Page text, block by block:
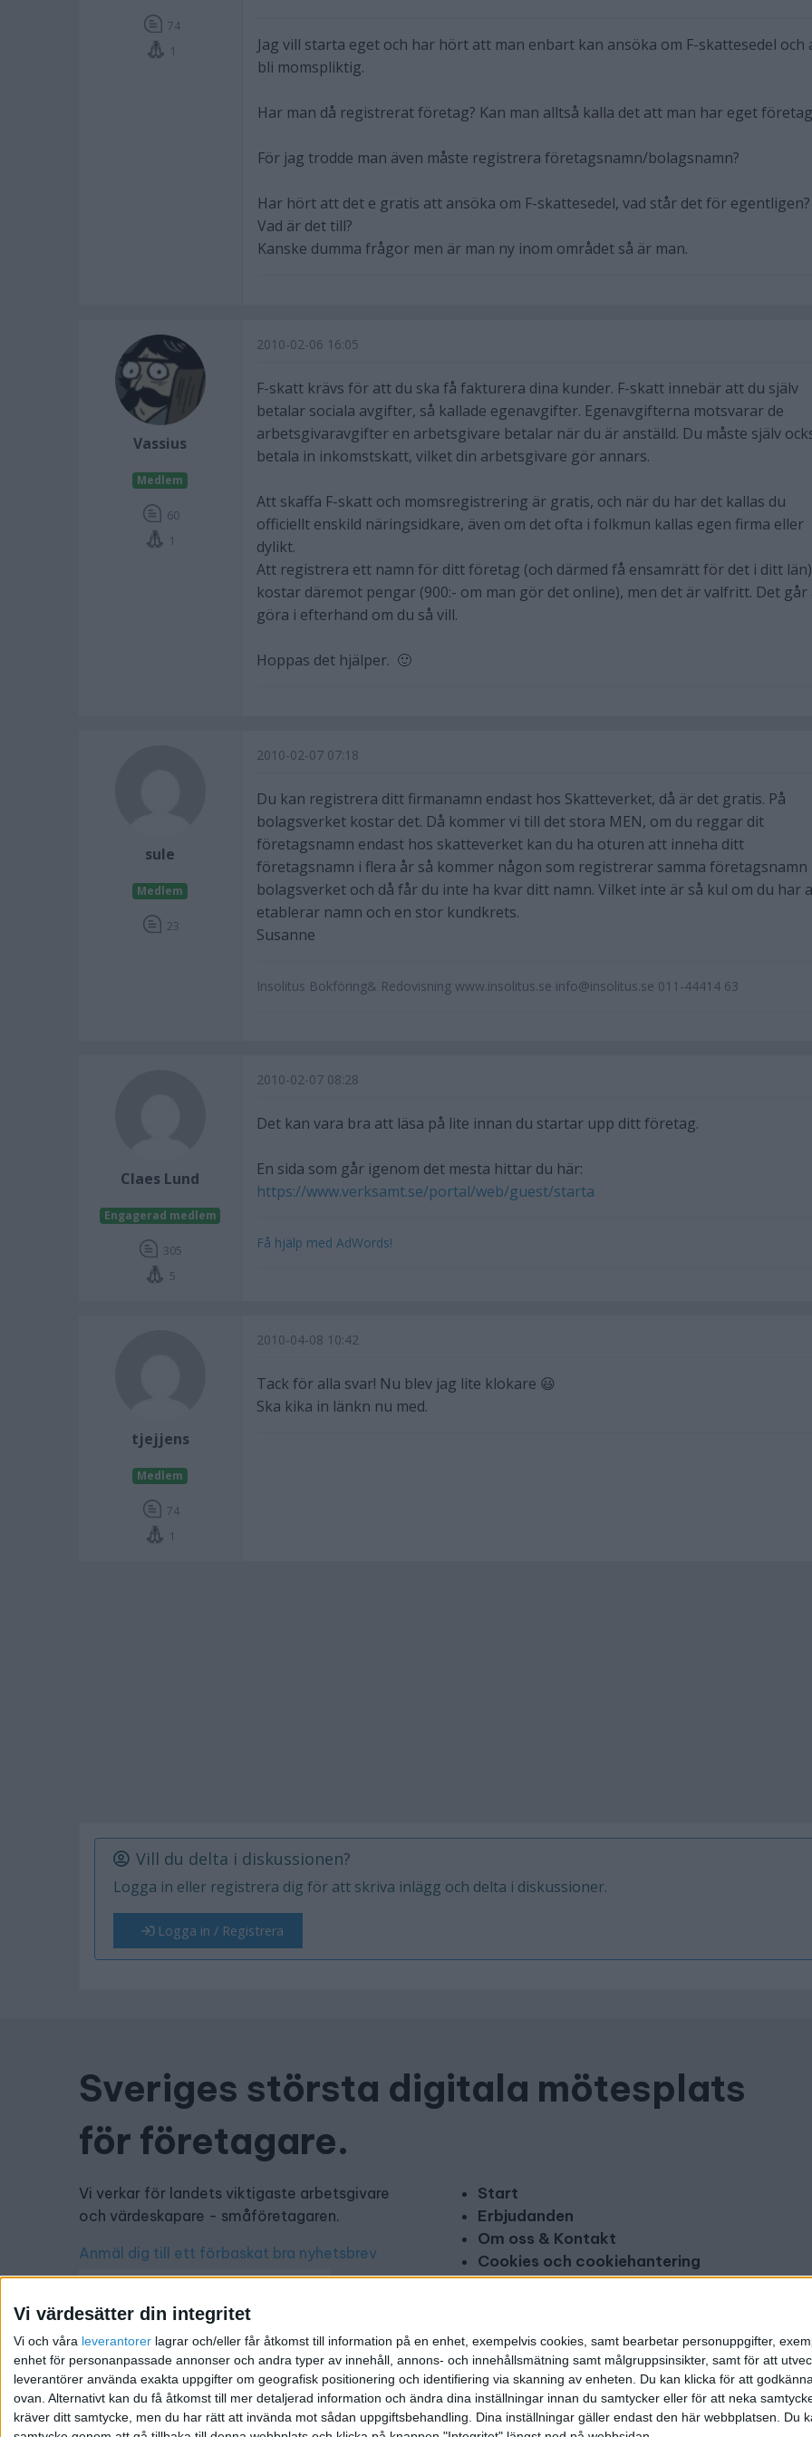
Vi värdesätter din integritet
Vi och våra leverantorer lagrar och/eller får åtkomst till information på en enhet, exempelvis cookies, samt bearbetar personuppgifter,
enhet för personanpassade annonser och andra typer av innehåll, annons- och innehållsmätning samt målgruppsinsikter, samt för att
leverantörer använda exakta uppgifter om geografisk positionering och identifiering via skanning av enheten. Du kan klicka för att
ovan. Alternativt kan du få åtkomst till mer detaljerad information och ändra dina inställningar innan du samtycker eller för att neka
kräver ditt samtycke, men du har rätt att invända mot sådan uppgiftsbehandling. Dina inställningar gäller endast den här webbplatsen.
74
1
Jag vill starta eget och har hört att man enbart kan ansöka om F-skattesedel och
bli momspliktig.
Har man då registrerat företag? Kan man alltså kalla det att man har eget
För jag trodde man även måste registrera företagsnamn/bolagsnamn?
Har hört att det e gratis att ansöka om F-skattesedel, vad står det för egentligen?
Vad är det till?
Kanske dumma frågor men är man ny inom området så är man.
Vassius
Medlem
60
1
2010-02-06 16:05
F-skatt krävs för att du ska få fakturera dina kunder. F-skatt innebär att du själv
betalar sociala avgifter, så kallade egenavgifter. Egenavgifterna motsvarar de
arbetsgivaravgifter en arbetsgivare betalar när du är anställd. Du måste själv
betala in inkomstskatt, vilket din arbetsgivare gör annars.
Att skaffa F-skatt och momsregistrering är gratis, och när du har det kallas du
officiellt enskild näringsidkare, även om det ofta i folkmun kallas egen firma eller
dylikt.
Att registrera ett namn för ditt företag (och därmed få ensamrätt för det i ditt län)
kostar däremot pengar (900:- om man gör det online), men det är valfritt. Det
göra i efterhand om du så vill.
Hoppas det hjälper. 🙂
sule
Medlem
23
2010-02-07 07:18
Du kan registrera ditt firmanamn endast hos Skatteverket, då är det gratis. På
bolagsverket kostar det. Då kommer vi till det stora MEN, om du reggar dit
företagsnamn endast hos skatteverket kan du ha oturen att inneha ditt
företagsnamn i flera år så kommer någon som registrerar samma företagsnamn
bolagsverket och då får du inte ha kvar ditt namn. Vilket inte är så kul om du har
etablerar namn och en stor kundkrets.
Susanne
Insolitus Bokföring& Redovisning www.insolitus.se info@insolitus.se 011-44414 63
Claes Lund
Engagerad medlem
305
5
2010-02-07 08:28
Det kan vara bra att läsa på lite innan du startar upp ditt företag.
En sida som går igenom det mesta hittar du här:
https://www.verksamt.se/portal/web/guest/starta
Få hjälp med AdWords!
tjejjens
Medlem
74
1
2010-04-08 10:42
Tack för alla svar! Nu blev jag lite klokare 😃
Ska kika in länkn nu med.
Vill du delta i diskussionen?
Logga in eller registrera dig för att skriva inlägg och delta i diskussioner.
Logga in / Registrera
Sveriges största digitala mötesplats
för företagare.
Vi verkar för landets viktigaste arbetsgivare
och värdeskapare - småföretagaren.
Anmäl dig till ett förbaskat bra nyhetsbrev
Har du ett nyhetstips?
Kontakta oss: info@foretagande.se
Start
Erbjudanden
Om oss & Kontakt
Cookies och cookiehantering
Copyright och disclaimer